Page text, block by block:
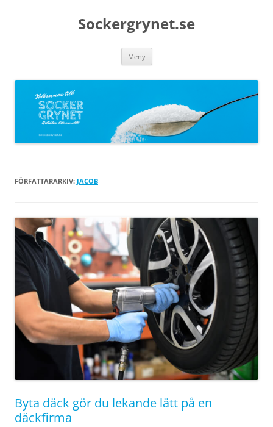
Sockergrynet.se
Meny Hoppa
innehåll
FÖRFATTARARKIV: JACOB
Byta däck gör du lekande lätt på en
däckfirma